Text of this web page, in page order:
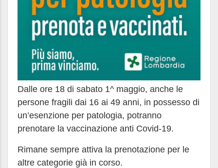
Dalle ore 18 di sabato 1^ maggio, anche le
persone fragili dai 16 ai 49 anni, in possesso di
un’esenzione per patologia, potranno
prenotare la vaccinazione anti Covid-19.
Rimane sempre attiva la prenotazione per le
altre categorie già in corso.